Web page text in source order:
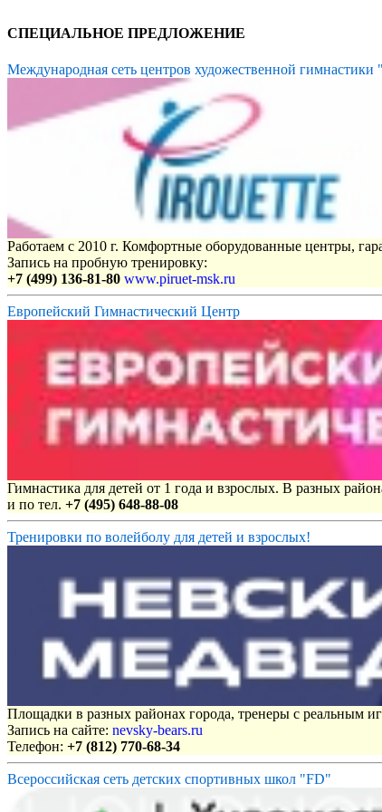
СПЕЦИАЛЬНОЕ ПРЕДЛОЖЕНИЕ
Международная сеть центров художественной
Работаем с 2010 г. Комфортные оборудованные центры,
Запись на пробную тренировку:
+7 (499) 136-81-80 www.piruet-msk.ru
Европейский Гимнастический Центр
Гимнастика для детей от 1 года и взрослых. В разных
и по тел. +7 (495) 648-88-08
Тренировки по волейболу для детей и взрослых!
Площадки в разных районах города, тренеры с реальным
Запись на сайте: nevsky-bears.ru
Телефон: +7 (812) 770-68-34
Всероссийская сеть детских спортивных школ "FD"